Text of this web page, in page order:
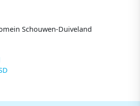
Schouwen-Duiveland